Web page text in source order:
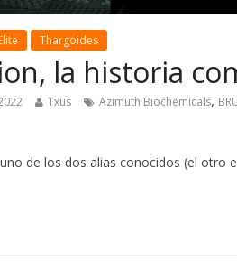
Thargoides
la historia
Txus Azimuth Biochemicals,
uno de los dos alias conocidos (el